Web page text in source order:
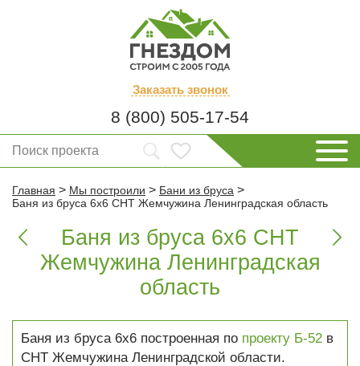
Заказать звонок
8 (800) 505-17-54
Главная > Мы построили > Бани из бруса >
Баня из бруса 6х6 СНТ Жемчужина Ленинградская область

Баня из бруса 6х6 СНТ
Жемчужина Ленинградская
область

Баня из бруса 6х6 построенная по проекту Б-52 в
СНТ Жемчужина Ленинградской области.